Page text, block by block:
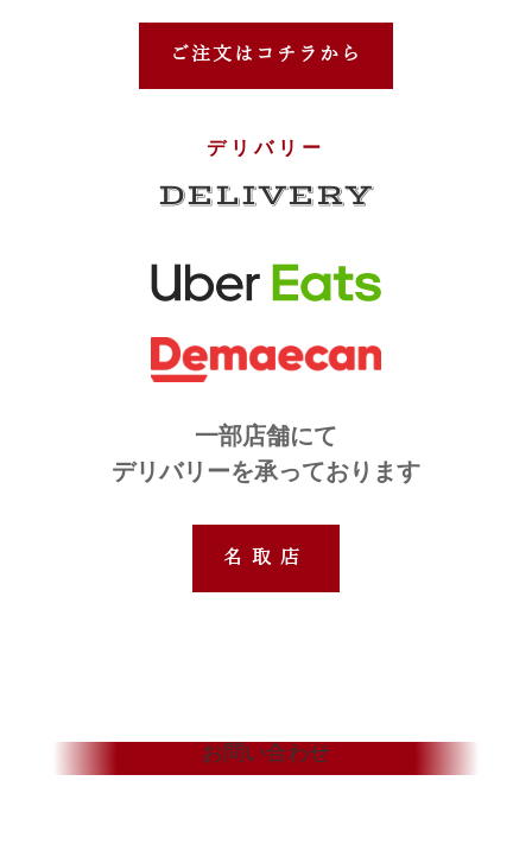
ご注文はコチラから
デリバリー
DELIVERY
一部店舗にて
デリバリーを承っております
名取店
お問い合わせ